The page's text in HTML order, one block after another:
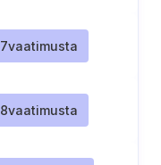
7vaatimusta
8vaatimusta